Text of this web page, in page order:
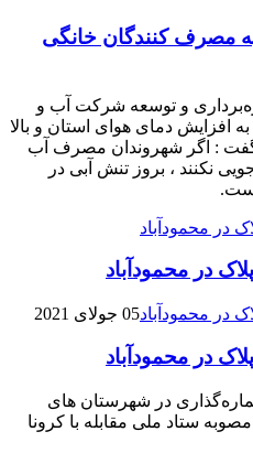
مصرف كنندگان خانگی
و توسعه شرکت آب و
افزایش دمای هوای استان و بالا
: اگر شهروندان مصرف آب
نکنند ، بروز تنش آبی در
در محمودآباد
05 جولای 2021
در محمودآباد
در شهر‌ستان های
ستاد ملی مقابله با کرونا